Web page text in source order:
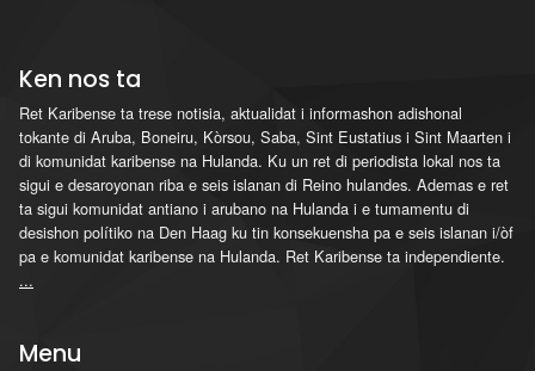
Ken nos ta
Ret Karibense ta trese notisia, aktualidat i informashon adishonal
tokante di Aruba, Boneiru, Kòrsou, Saba, Sint Eustatius i Sint Maarten i
di komunidat karibense na Hulanda. Ku un ret di periodista lokal nos ta
sigui e desaroyonan riba e seis islanan di Reino hulandes. Ademas e ret
ta sigui komunidat antiano i arubano na Hulanda i e tumamentu di
desishon polítiko na Den Haag ku tin konsekuensha pa e seis islanan i/òf
pa e komunidat karibense na Hulanda. Ret Karibense ta independiente.
...
Menu